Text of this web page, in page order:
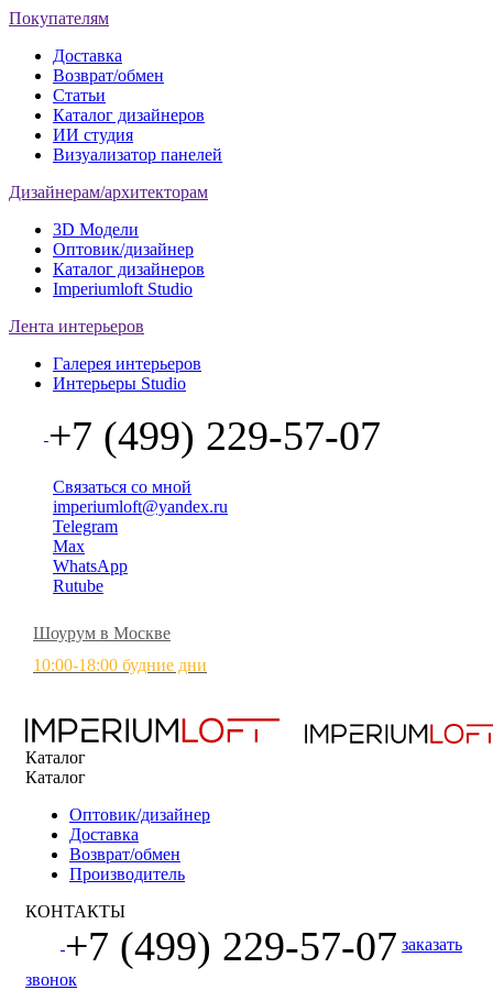
Покупателям
Доставка
Возврат/обмен
Статьи
Каталог дизайнеров
ИИ студия
Визуализатор панелей
Дизайнерам/архитекторам
3D Модели
Оптовик/дизайнер
Каталог дизайнеров
Imperiumloft Studio
Лента интерьеров
Галерея интерьеров
Интерьеры Studio
+7 (499) 229-57-07
Связаться со мной
imperiumloft@yandex.ru
Telegram
Max
WhatsApp
Rutube
Шоурум в Москве
10:00-18:00 будние дни
Каталог
Каталог
Оптовик/дизайнер
Доставка
Возврат/обмен
Производитель
КОНТАКТЫ
+7 (499) 229-57-07 заказать
звонок